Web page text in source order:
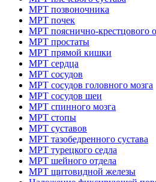
МРТ позвоночника
МРТ почек
МРТ пояснично-крестцового
МРТ простаты
МРТ прямой кишки
МРТ сердца
МРТ сосудов
МРТ сосудов головного мозга
МРТ сосудов шеи
МРТ спинного мозга
МРТ стопы
МРТ суставов
МРТ тазобедренного сустава
МРТ турецкого седла
МРТ шейного отдела
МРТ щитовидной железы